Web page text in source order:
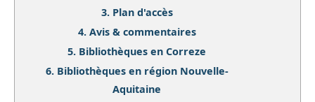
3. Plan d'accès
4. Avis & commentaires
5. Bibliothèques en Correze
6. Bibliothèques en région Nouvelle-
Aquitaine